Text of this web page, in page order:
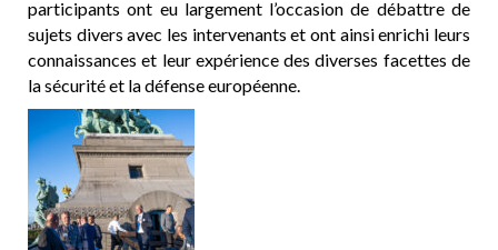
participants ont eu largement l’occasion de débattre de
sujets divers avec les intervenants et ont ainsi enrichi leurs
connaissances et leur expérience des diverses facettes de
la sécurité et la défense européenne.